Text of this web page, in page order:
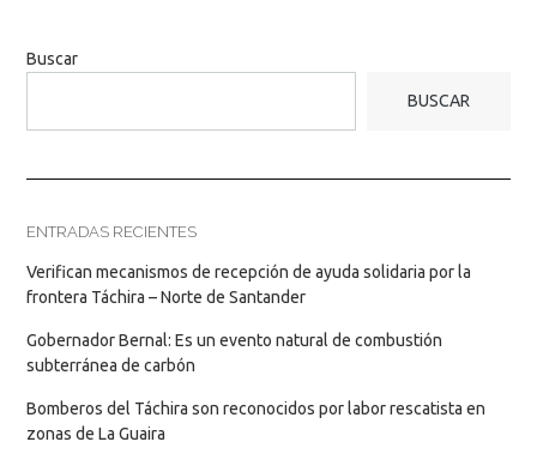
Buscar
BUSCAR
ENTRADAS RECIENTES
Verifican mecanismos de recepción de ayuda solidaria por la
frontera Táchira – Norte de Santander
Gobernador Bernal: Es un evento natural de combustión
subterránea de carbón
Bomberos del Táchira son reconocidos por labor rescatista en
zonas de La Guaira